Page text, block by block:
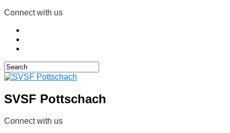
Connect with us
SVSF Pottschach
Connect with us